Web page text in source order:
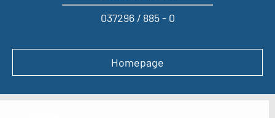
037296 / 885 - 0
Homepage